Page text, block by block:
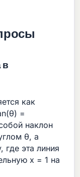
в
как
=
наклон
θ, а
где эта линия
x = 1 на